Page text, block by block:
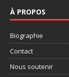
À PROPOS
Biographie
Contact
Nous soutenir